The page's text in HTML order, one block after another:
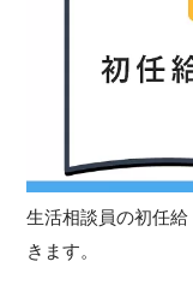
生活相談員の初任
きます。